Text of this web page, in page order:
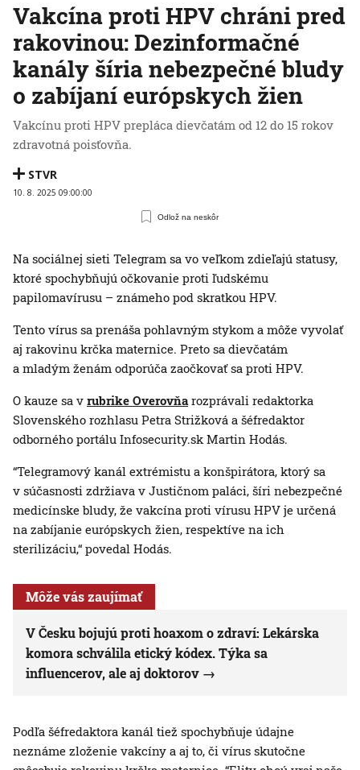
Vakcína proti HPV chráni pred
rakovinou: Dezinformačné
kanály šíria nebezpečné bludy
o zabíjaní európskych žien
Vakcínu proti HPV prepláca dievčatám od 12 do 15 rokov
zdravotná poisťovňa.
STVR
10. 8. 2025 09:00:00
Odlož na neskôr
Na sociálnej sieti Telegram sa vo veľkom zdieľajú statusy,
ktoré spochybňujú očkovanie proti ľudskému
papilomavírusu – známeho pod skratkou HPV.
Tento vírus sa prenáša pohlavným stykom a môže vyvolať
aj rakovinu krčka maternice. Preto sa dievčatám
a mladým ženám odporúča zaočkovať sa proti HPV.
O kauze sa v rubrike Overovňarozprávali redaktorka
Slovenského rozhlasu Petra Strižková a šéfredaktor
odborného portálu Infosecurity.sk Martin Hodás.
“Telegramový kanál extrémistu a konšpirátora, ktorý sa
v súčasnosti zdržiava v Justičnom paláci, šíri nebezpečné
medicínske bludy, že vakcína proti vírusu HPV je určená
na zabíjanie európskych žien, respektíve na ich
sterilizáciu,“ povedal Hodás.
Môže vás zaujímať
V Česku bojujú proti hoaxom o zdraví: Lekárska
komora schválila etický kódex. Týka sa
influencerov, ale aj doktorov
Podľa šéfredaktora kanál tiež spochybňuje údajne
neznáme zloženie vakcíny a aj to, či vírus skutočne